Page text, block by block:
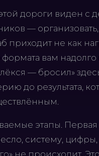
дороги виден с
— организовать,
приходит не как
формата вам
— бросил»
до результата,
этапы.
систему, цифры,